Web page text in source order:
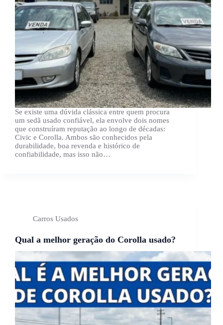
Se existe uma dúvida clássica entre quem procura
um sedã usado confiável, ela envolve dois nomes
que construíram reputação ao longo de décadas:
Civic e Corolla. Ambos são conhecidos pela
durabilidade, boa revenda e histórico de
confiabilidade, mas isso não…
Carros Usados
Qual a melhor geração do Corolla usado?